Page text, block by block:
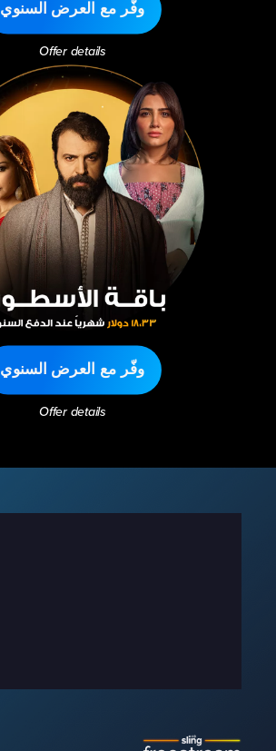
وفّر مع العرض السنوي
Offer details
وفّر مع العرض السنوي
Offer details